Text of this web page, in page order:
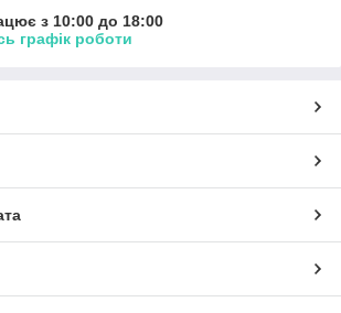
з 10:00 до 18:00
графік роботи